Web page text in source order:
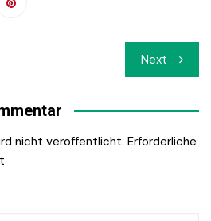
Next
nicht veröffentlicht. Erforderliche